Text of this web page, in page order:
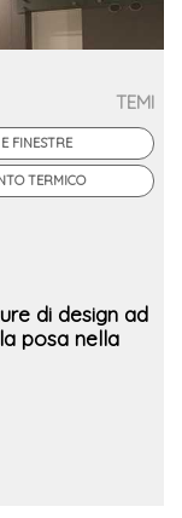
TEMI
FINESTRE
TERMICO
di design ad
posa nella